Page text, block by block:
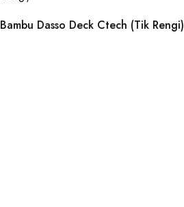
Bambu Dasso Deck Ctech (Tik Rengi)